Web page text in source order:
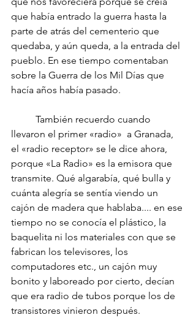
que había entrado la guerra hasta la
parte de atrás del cementerio que
quedaba, y aún queda, a la entrada del
pueblo. En ese tiempo comentaban
sobre la Guerra de los Mil Días que
hacía años había pasado.
llevaron el primer «radio»  a Granada,
el «radio receptor» se le dice ahora,
porque «La Radio» es la emisora que
transmite. Qué algarabía, qué bulla y
cuánta alegría se sentía viendo un
cajón de madera que hablaba.... en ese
tiempo no se conocía el plástico, la
baquelita ni los materiales con que se
fabrican los televisores, los
computadores etc., un cajón muy
bonito y laboreado por cierto, decían
que era radio de tubos porque los de
transistores vinieron después.